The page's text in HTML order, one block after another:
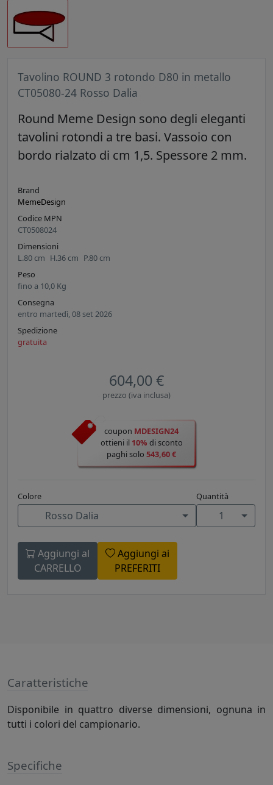
Tavolino ROUND 3 rotondo D80 in metallo
CT05080-24 Rosso Dalia
Round Meme Design sono degli eleganti
tavolini rotondi a tre basi. Vassoio con
bordo rialzato di cm 1,5. Spessore 2 mm.
Brand
MemeDesign
Codice MPN
CT0508024
Dimensioni
L.80 cm H.36 cm P.80 cm
Peso
fino a 10,0 Kg
Consegna
entro martedì, 08 set 2026
Spedizione
gratuita
604,00 €
prezzo (iva inclusa)
coupon MDESIGN24
ottieni il 10% di sconto
paghi solo 543,60 €
Colore
Rosso Dalia
Quantità
1
Aggiungi al
CARRELLO
Aggiungi ai
PREFERITI
Caratteristiche
Disponibile in quattro diverse dimensioni, ognuna in
tutti i colori del campionario.
Specifiche